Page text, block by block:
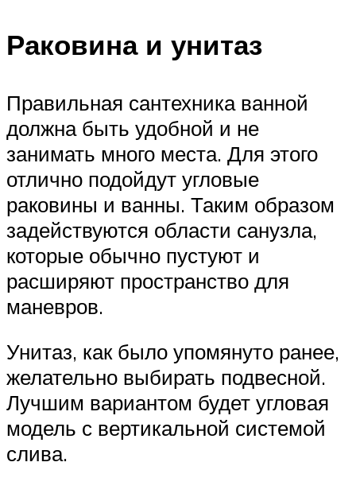
Раковина и унитаз
Правильная сантехника ванной
должна быть удобной и не
занимать много места. Для этого
отлично подойдут угловые
раковины и ванны. Таким образом
задействуются области санузла,
которые обычно пустуют и
расширяют пространство для
маневров.
Унитаз, как было упомянуто ранее,
желательно выбирать подвесной.
Лучшим вариантом будет угловая
модель с вертикальной системой
слива.